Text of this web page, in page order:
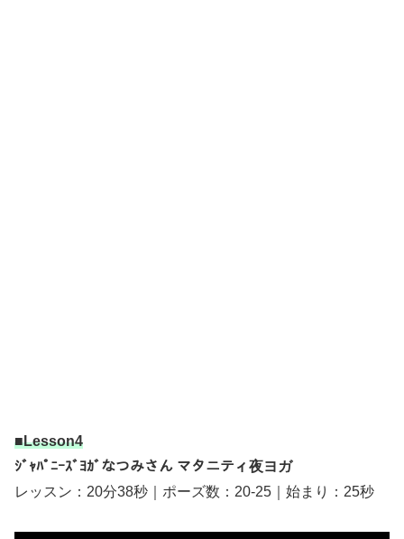
■Lesson4
ｼﾞｬﾊﾟﾆｰｽﾞﾖｶﾞなつみさん マタニティ夜ヨガ
レッスン：20分38秒｜ポーズ数：20-25｜始まり：25秒